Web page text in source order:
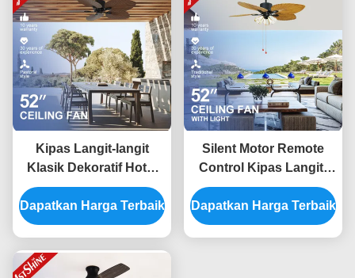
Kipas Langit-langit
Klasik Dekoratif Hotel
Desain Bunga Hemat
Energi 52 Inch
Dapatkan Harga Terbaik
Silent Motor Remote
Control Kipas Langit-
Langit Klasik Dengan
Lima Bilah Ringan
Dapatkan Harga Terbaik